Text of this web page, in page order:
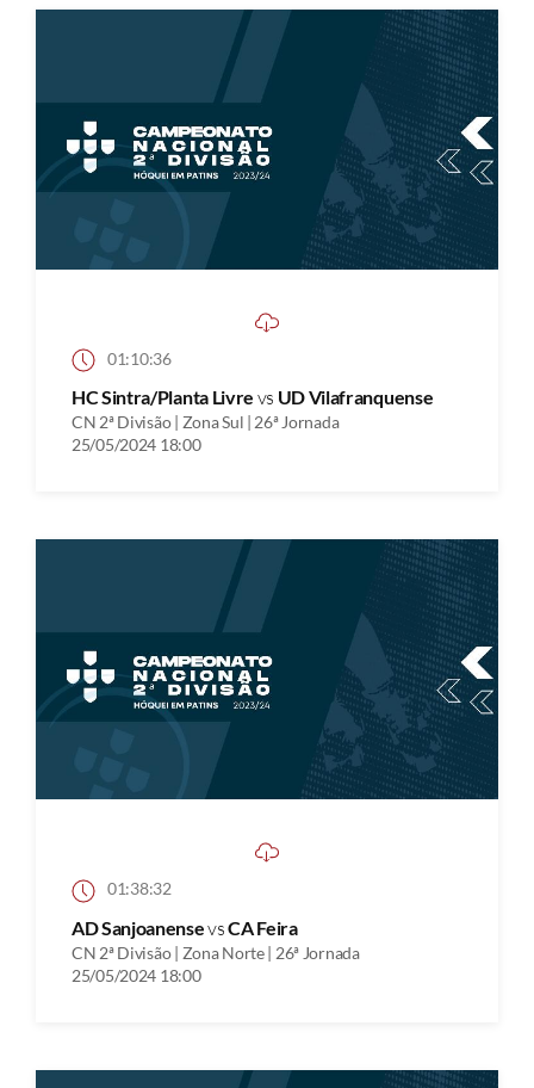
01:10:36
HC Sintra/Planta Livre vs UD Vilafranquense
CN 2ª Divisão | Zona Sul | 26ª Jornada
25/05/2024 18:00
01:38:32
AD SanjoanensevsCA Feira
CN 2ª Divisão | Zona Norte | 26ª Jornada
25/05/2024 18:00